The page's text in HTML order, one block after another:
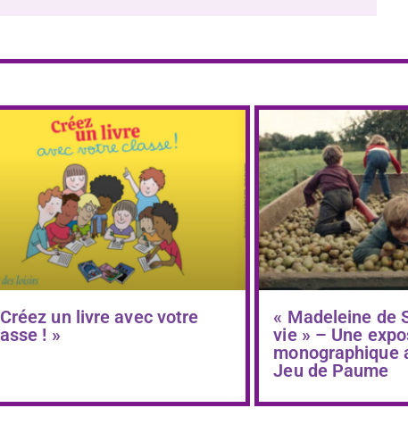
un livre avec votre
! »
« Madeleine de
vie » – Une
monographique
Jeu de Paume